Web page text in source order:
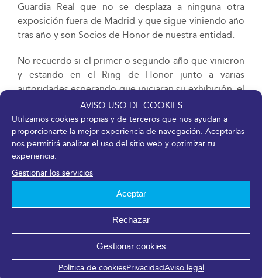
AVISO USO DE COOKIES
Utilizamos cookies propias y de terceros que nos ayudan a
proporcionarte la mejor experiencia de navegación. Aceptarlas
nos permitirá analizar el uso del sitio web y optimizar tu
experiencia.
Gestionar los servicios
Aceptar
Rechazar
Gestionar cookies
Política de cookiesPrivacidadAviso legal
Guardia Real que no se desplaza a ninguna otra
exposición fuera de Madrid y que sigue viniendo año
tras año y son Socios de Honor de nuestra entidad.
No recuerdo si el primer o segundo año que vinieron
y estando en el Ring de Honor junto a varias
autoridades esperando que iniciaran su exhibición, el
teniente al mando se dirigió hacia mí, se cuadró y
saludó y me pidió autorización pata iniciarla. Nunca
me había pasado nada semejante. Me impresionó y
sorprendió. Posteriormente me explicó que al actuar
ellos por invitación de la Sociedad Canina Costa del
Sol yo representaba para él la máxima autoridad
peticiones de información en la Sociedad Canina?
Evidentemente y a pesar de que nuestros socios y
aficionados nos conocen de sobra cada edición